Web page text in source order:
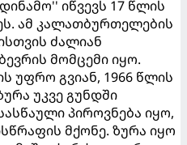
იწვევს 17 წლის
ამ კალათბურთელების
ძალიან
მომცემი იყო.
უფრო გვიან, 1966 წლის
უკვე გუნდში
პიროვნება იყო,
მქონე. ზურა იყო